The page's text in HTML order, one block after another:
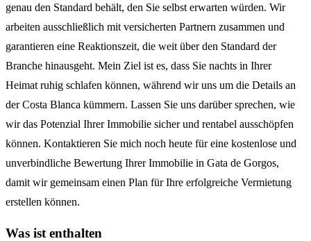
genau den Standard behält, den Sie selbst erwarten würden. Wir
arbeiten ausschließlich mit versicherten Partnern zusammen und
garantieren eine Reaktionszeit, die weit über den Standard der
Branche hinausgeht. Mein Ziel ist es, dass Sie nachts in Ihrer
Heimat ruhig schlafen können, während wir uns um die Details an
der Costa Blanca kümmern. Lassen Sie uns darüber sprechen, wie
wir das Potenzial Ihrer Immobilie sicher und rentabel ausschöpfen
können. Kontaktieren Sie mich noch heute für eine kostenlose und
unverbindliche Bewertung Ihrer Immobilie in Gata de Gorgos,
damit wir gemeinsam einen Plan für Ihre erfolgreiche Vermietung
erstellen können.
Was ist enthalten